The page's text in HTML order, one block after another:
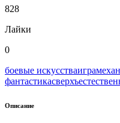
828
Лайки
0
боевые искусстваиграмеха
фантастика
Описание